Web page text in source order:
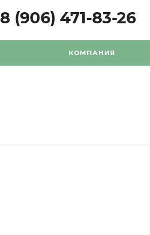
8 (906) 471-83-26
КОМПАНИЯ